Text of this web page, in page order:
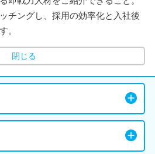
チングし、採用の効率化と入社後
。
閉じる